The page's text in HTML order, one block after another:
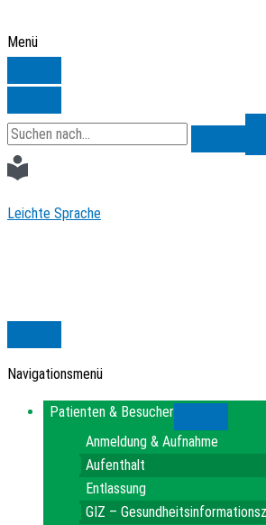
Inhalt
Menü
Search
for:
Leichte Sprache
Navigationsmenü
Patienten & Besucher
Anmeldung & Aufnahme
Aufenthalt
Entlassung
GIZ –